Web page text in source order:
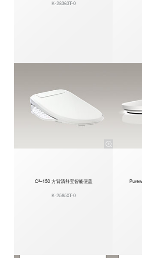
K-28363T-0
C³–150 方背清舒宝智能便盖
K-25650T-0